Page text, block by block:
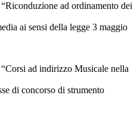
ad ordinamento dei
ai sensi della legge 3 maggio
ad indirizzo Musicale nella
di concorso di strumento